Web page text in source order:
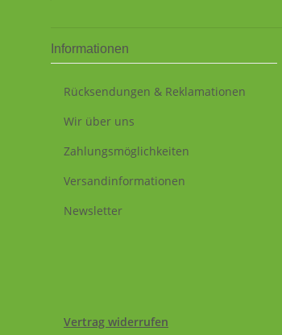
Informationen
Rücksendungen & Reklamationen
Wir über uns
Zahlungsmöglichkeiten
Versandinformationen
Newsletter
Vertrag widerrufen